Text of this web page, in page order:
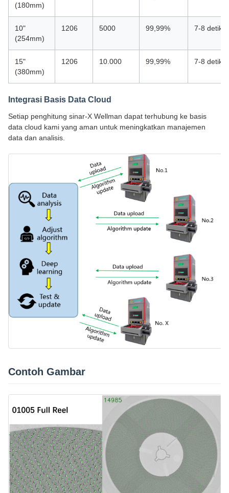
(180mm)
10"
(254mm)
1206 5000 99,99% 7-8 detik
15"
(380mm)
1206 10.000 99,99% 7-8 detik
Integrasi Basis Data Cloud
Setiap penghitung sinar-X Wellman dapat terhubung ke basis
data cloud kami yang aman untuk meningkatkan manajemen
data dan analisis.
Contoh Gambar